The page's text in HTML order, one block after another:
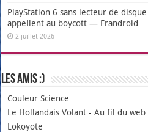
PlayStation 6 sans lecteur de
appellent au boycott — Frandroid
2 juillet 2026
Les amis :)
Couleur Science
Le Hollandais Volant -Au fil du web
Lokoyote